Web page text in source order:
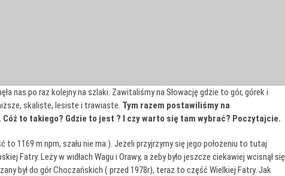
nas po raz kolejny na szlaki. Zawitaliśmy na Słowację gdzie to gór, górek i
skaliste, lesiste i trawiaste. Tym razem postawiliśmy na
to takiego? Gdzie to jest ? I czy warto się tam wybrać? Poczytajcie.
to 1169 m npm, szału nie ma:). Jeżeli przyjrzymy się jego położeniu to tutaj
Fatry. Leży w widłach Wagu i Orawy, a żeby było jeszcze ciekawiej wcisnął się
był do gór Choczańskich ( przed 1978r), teraz to część Wielkiej Fatry. Jak